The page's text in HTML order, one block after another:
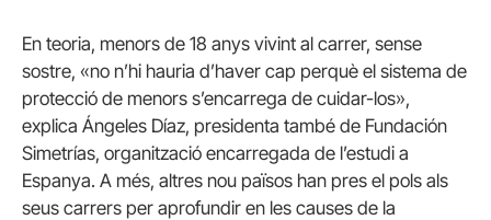
En teoria, menors de 18 anys vivint al carrer, sense
sostre, «no n’hi hauria d’haver cap perquè el sistema de
protecció de menors s’encarrega de cuidar-los»,
explica Ángeles Díaz, presidenta també de Fundación
Simetrías, organització encarregada de l’estudi a
Espanya. A més, altres nou països han pres el pols als
seus carrers per aprofundir en les causes de la